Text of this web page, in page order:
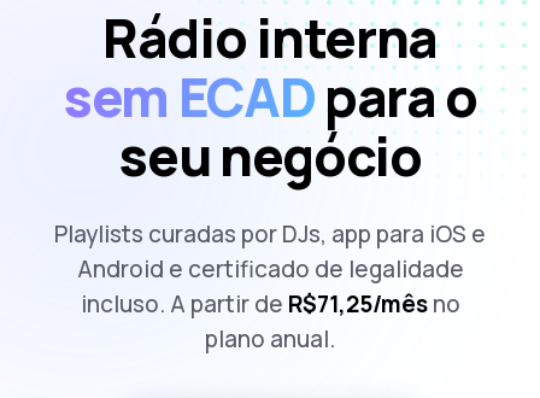
Rádio interna
sem ECADpara o
seu negócio
Playlists curadas por DJs, app para iOS e
Android e certificado de legalidade
incluso. A partir de R$71,25/mêsno
plano anual.